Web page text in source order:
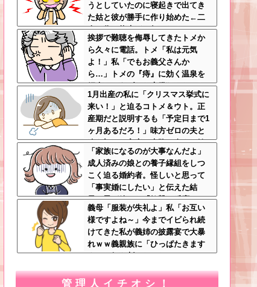
うとしていたのに寝起きで出てき
た姑と彼が勝手に作り始めた←二
人で作る約束どこ行ったん…
挨拶で難聴を侮辱してきたトメか
ら久々に電話。トメ「私は元気
よ！」私「でもお義父さんか
ら…」トメの『痔』に効く温泉を
紹介してあげたら大発狂した←お
義父さんノリノリで温泉行ってて
草
1月出産の私に「クリスマス挙式に
来い！」と迫るコトメ＆ウト。正
産期だと説明するも「予定日まで1
ヶ月あるだろ！」味方ゼロの夫と
冷え切った家庭の末路←命より妹
を優先する夫とは離婚一択
「家族になるのが大事なんだよ」
成人済みの娘との養子縁組をしつ
こく迫る婚約者。怪しいと思って
「事実婚にしたい」と伝えた結
果、男が放った『衝撃の反応』←
金目当てだと自白したようなもん
ｗｗｗ
義母「服装が失礼よ」私「お互い
様ですよね～」今までイビられ続
けてきた私が義姉の披露宴で大暴
れｗｗ義親族に「ひっぱたきます
よ」と釘を刺したったｗｗｗ
管理人イチオシ！